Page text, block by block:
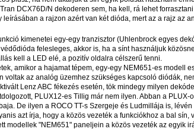
DCX76D/N dekoderen sem, ha kell, rá lehet
leírásában a rajzon azért van két dióda, mert az a rajz az
kimenetei egy-egy tranzisztor (Uhlenbrock egyes
felesleges, akkor is, ha a sínt használjuk
kell a LED elé, a pozitív oldalra célszerű tenni.
amikor a hajamat tépem, egy-egy NEM651-es modell
voltak az analóg üzemhez szükséges kapcsoló diódák,
Lenz ABC fékezés esetén, tök mindegy milyen
PLUX12-es Tillig már nem ilyen. Abban a
De ilyen a ROCO TT-s Szergeje és Ludmillája is,
azt írja, hogy a közös vezeték a funkciókhoz a bal sín,
modellek "NEM651" paneljein a közös vezeték az egyik